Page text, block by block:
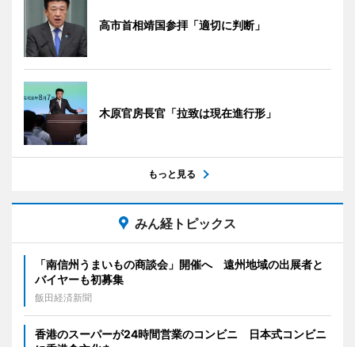
高市首相靖国参拝「適切に判断」
木原官房長官「拉致は現在進行形」
もっと見る
みん経トピックス
「南信州うまいもの商談会」開催へ 遠州地域の出展者と
バイヤーも初募集
飯田経済新聞
香港のスーパーが24時間営業のコンビニ 日本式コンビニ